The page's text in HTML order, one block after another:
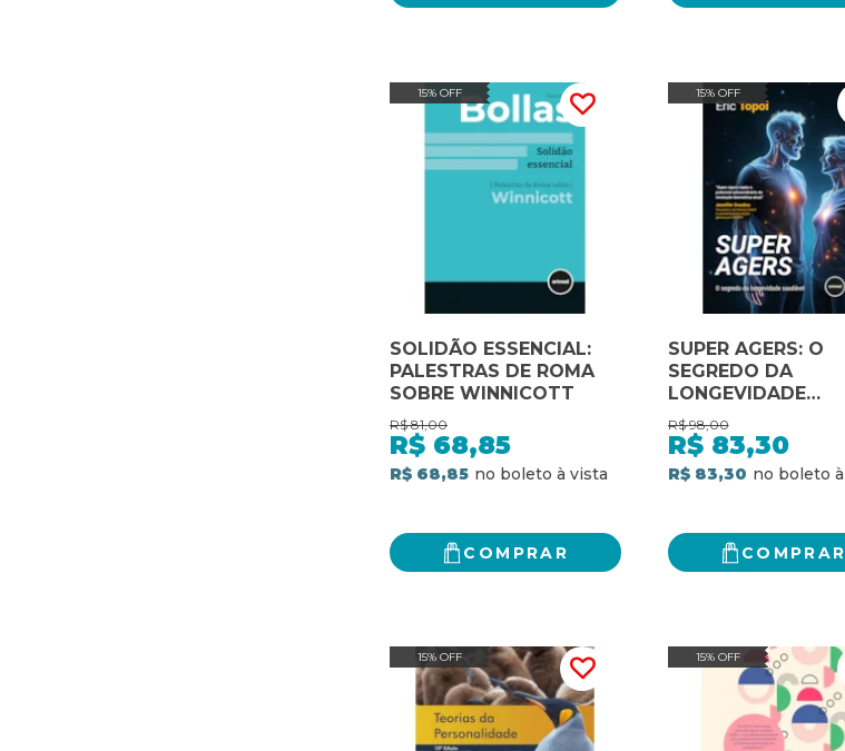
15% OFF
SOLIDÃO ESSENCIAL:
PALESTRAS DE ROMA
SOBRE WINNICOTT
R$ 81,00
R$ 68,85
R$ 68,85
COMPRAR
15% OFF
SUPER AGERS: O
SEGREDO DA
LONGEVIDADE
SAUDÁVEL
R$ 98,00
R$ 83,30
R$ 83,30
COMPRAR
15% OFF 15% OFF